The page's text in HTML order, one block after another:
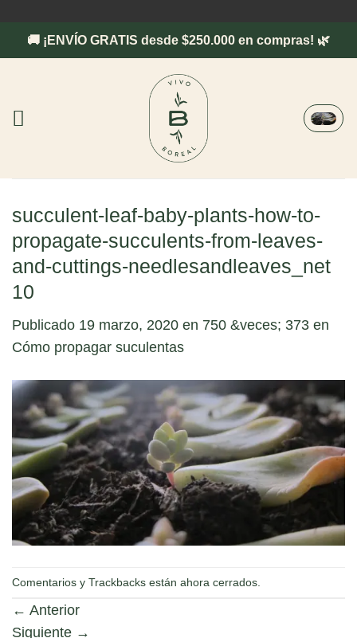
contenido
🚚 ¡ENVÍO GRATIS desde $250.000 en compras! 🌿
succulent-leaf-baby-plants-how-to-
propagate-succulents-from-leaves-
and-cuttings-needlesandleaves_net
10
Publicado 19 marzo, 2020 en 750 &veces; 373 en
Cómo propagar suculentas
Comentarios y Trackbacks están ahora cerrados.
← Anterior
Siguiente →